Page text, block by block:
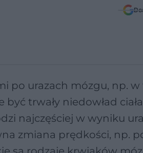
po urazach mózgu, np.
trwały niedowład
najczęściej w wyniku
zmiana prędkości, np.